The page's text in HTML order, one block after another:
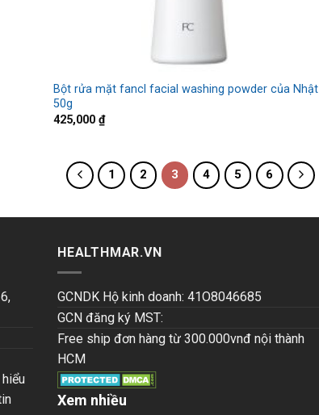
Bột rửa mặt fancl facial washing powder của Nhật
50g
425,000 ₫
1 2 3 4 5 6
HEALTHMAR.VN
GCNDK Hộ kinh doanh: 41O8046685
GCN đăng ký MST:
Free ship đơn hàng từ 300.000vnđ nội thành
HCM
Xem nhiều